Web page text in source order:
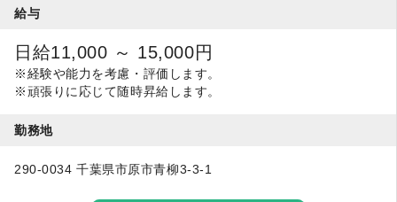
給与
日給11,000 ～ 15,000円
※経験や能力を考慮・評価します。
※頑張りに応じて随時昇給します。
勤務地
290-0034 千葉県市原市青柳3-3-1